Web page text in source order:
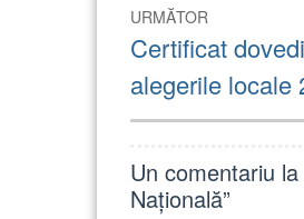
URMĂTOR
Articolul
următor:
Certificat
alegerile locale
Un comentariu la
Națională”